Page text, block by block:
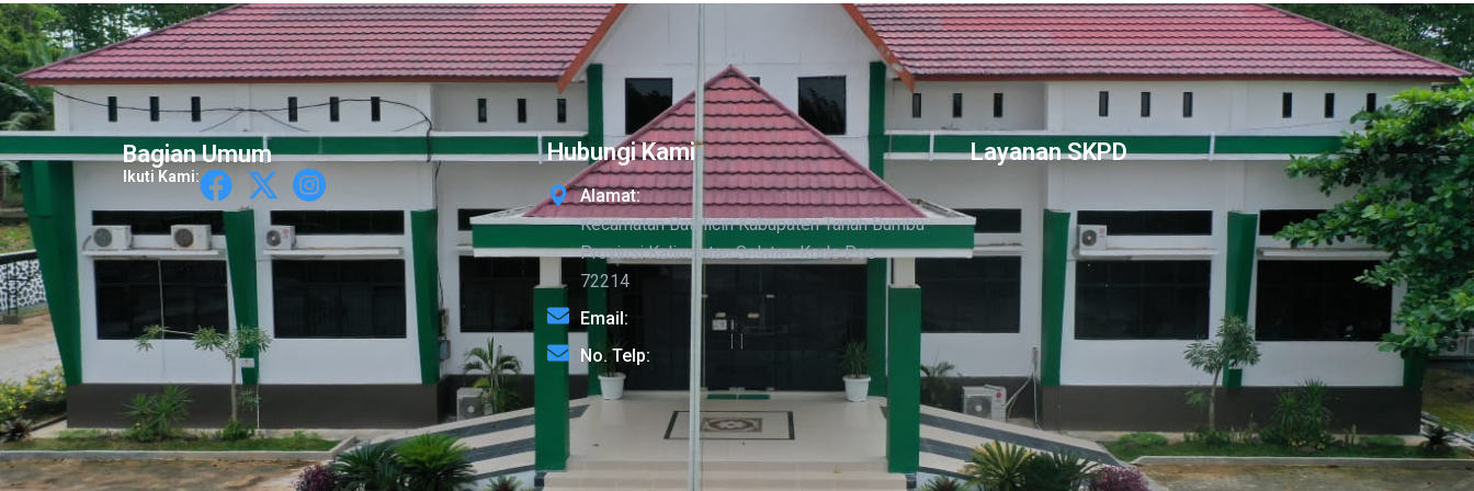
Bagian Umum
Ikuti Kami:
Hubungi Kami
Alamat:
Kecamatan Batulicin Kabupaten Tanah Bumbu
Provinsi Kalimantan Selatan-Kode Pos
72214
Email:
No. Telp:
Layanan SKPD